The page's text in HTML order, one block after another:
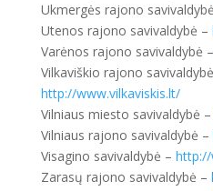
Ukmergės rajono
Utenos rajono savivaldybė –
Varėnos rajono savivaldybė –
Vilkaviškio rajono
http://www.vilkaviskis.lt/
Vilniaus miesto savivaldybė –
Vilniaus rajono savivaldybė –
Visagino savivaldybė – http://
Zarasų rajono savivaldybė –